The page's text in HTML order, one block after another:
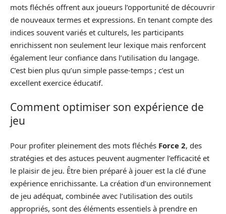
mots fléchés offrent aux joueurs l’opportunité de découvrir
de nouveaux termes et expressions. En tenant compte des
indices souvent variés et culturels, les participants
enrichissent non seulement leur lexique mais renforcent
également leur confiance dans l’utilisation du langage.
C’est bien plus qu’un simple passe-temps ; c’est un
excellent exercice éducatif.
Comment optimiser son expérience de
jeu
Pour profiter pleinement des mots fléchés Force 2, des
stratégies et des astuces peuvent augmenter l’efficacité et
le plaisir de jeu. Être bien préparé à jouer est la clé d’une
expérience enrichissante. La création d’un environnement
de jeu adéquat, combinée avec l’utilisation des outils
appropriés, sont des éléments essentiels à prendre en